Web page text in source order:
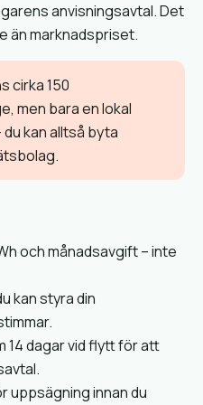
anvisningsavtal. Det
än marknadspriset.
cirka 150
men bara en lokal
kan alltså byta
och månadsavgift – inte
kan styra din
14 dagar vid flytt för att
uppsägning innan du